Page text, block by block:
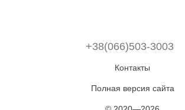
+38(066)503-3003
Контакты
Полная версия сайта